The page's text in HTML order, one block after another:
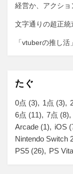
経営か、アクシ
文字通りの超正
「vtuberの推し
たぐ
0点 (3) 1点 (3)
6点 (11) 7点 (8)
Arcade (1) iOS
Nintendo Switch
PS5 (26) PS Vita